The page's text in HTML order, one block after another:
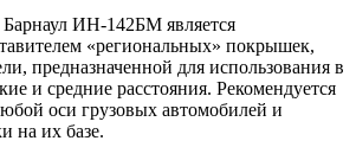
ИН-142БМ является
«региональных» покрышек,
предназначенной для использования в
и средние расстояния. Рекомендуется
оси грузовых автомобилей и
на их базе.